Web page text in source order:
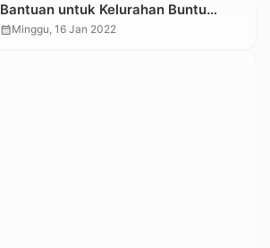
Bantuan untuk Kelurahan Buntu
Masakke Sangalla’
calendar_monthMinggu, 16 Jan 2022